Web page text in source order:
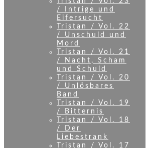
/ Intrige und
Eifersucht
Tristan / Vol. 22
/ Unschuld und
Mord
Tristan / Vol. 21
/ Nacht, Scham
und Schuld
Tristan / Vol. 20
/ Unlösbares
Band
Tristan / Vol. 19
/ Bitternis
Tristan / Vol. 18
/ Der
Liebestrank
Tristan / Vol. 17